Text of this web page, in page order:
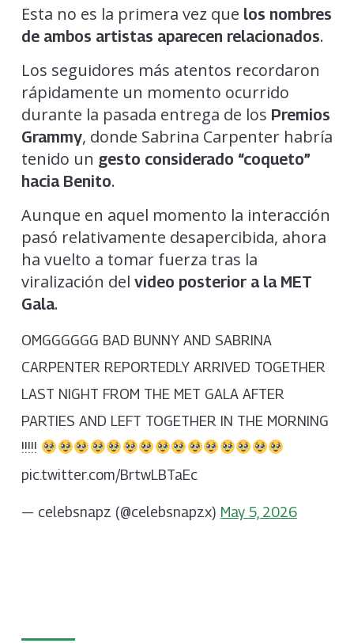
Esta no es la primera vez que los nombres
de ambos artistas aparecen relacionados.
Los seguidores más atentos recordaron
rápidamente un momento ocurrido
durante la pasada entrega de los Premios
Grammy, donde Sabrina Carpenter habría
tenido un gesto considerado “coqueto”
hacia Benito.
Aunque en aquel momento la interacción
pasó relativamente desapercibida, ahora
ha vuelto a tomar fuerza tras la
viralización del video posterior a la MET
Gala.
OMGGGGGG BAD BUNNY AND SABRINA
CARPENTER REPORTEDLY ARRIVED TOGETHER
LAST NIGHT FROM THE MET GALA AFTER
PARTIES AND LEFT TOGETHER IN THE MORNING
!!!!!
pic.twitter.com/BrtwLBTaEc
— celebsnapz (@celebsnapzx) May 5, 2026